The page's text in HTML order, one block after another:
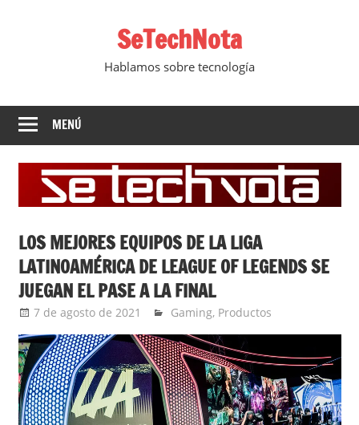
SeTechNota
Hablamos sobre tecnología
MENÚ
LOS MEJORES EQUIPOS DE LA LIGA
LATINOAMÉRICA DE LEAGUE OF LEGENDS SE
JUEGAN EL PASE A LA FINAL
7 de agosto de 2021 Ernesto Herrera
Gaming, Productos